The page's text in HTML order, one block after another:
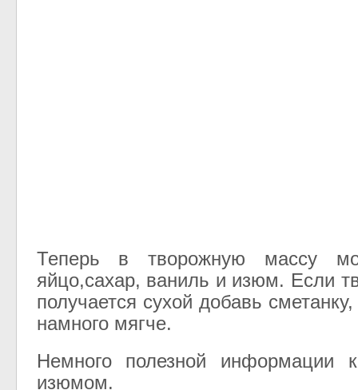
Теперь в творожную массу
яйцо,сахар, ваниль и изюм. Если
получается сухой добавь
намного мягче.
Немного полезной информации
изюмом.